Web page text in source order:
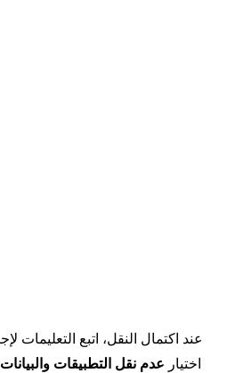
اختيار عدم نقل التطبيقات والبيانات